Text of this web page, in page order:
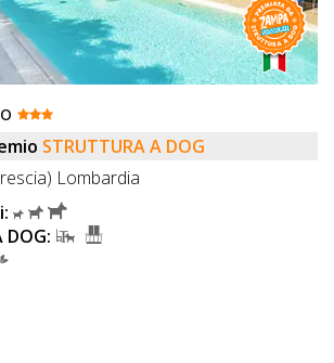
STRUTTURA A DOG
Lombardia
DOG: